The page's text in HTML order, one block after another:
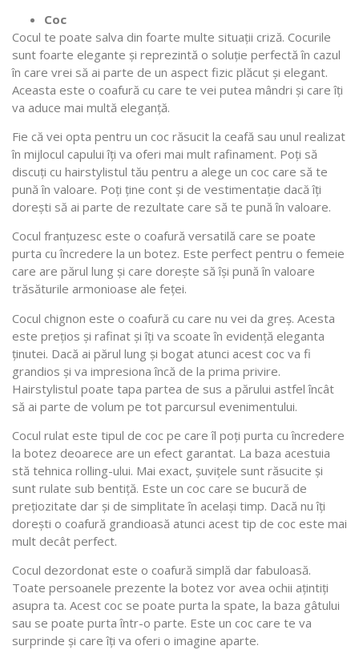
Coc
Cocul te poate salva din foarte multe situații criză. Cocurile
sunt foarte elegante și reprezintă o soluție perfectă în cazul
în care vrei să ai parte de un aspect fizic plăcut și elegant.
Aceasta este o coafură cu care te vei putea mândri și care îți
va aduce mai multă eleganță.
Fie că vei opta pentru un coc răsucit la ceafă sau unul realizat
în mijlocul capului îți va oferi mai mult rafinament. Poți să
discuți cu hairstylistul tău pentru a alege un coc care să te
pună în valoare. Poți ține cont și de vestimentație dacă îți
dorești să ai parte de rezultate care să te pună în valoare.
Cocul franțuzesc este o coafură versatilă care se poate
purta cu încredere la un botez. Este perfect pentru o femeie
care are părul lung și care dorește să își pună în valoare
trăsăturile armonioase ale feței.
Cocul chignon este o coafură cu care nu vei da greș. Acesta
este prețios și rafinat și îți va scoate în evidență eleganta
ținutei. Dacă ai părul lung și bogat atunci acest coc va fi
grandios și va impresiona încă de la prima privire.
Hairstylistul poate tapa partea de sus a părului astfel încât
să ai parte de volum pe tot parcursul evenimentului.
Cocul rulat este tipul de coc pe care îl poți purta cu încredere
la botez deoarece are un efect garantat. La baza acestuia
stă tehnica rolling-ului. Mai exact, șuvițele sunt răsucite și
sunt rulate sub bentiță. Este un coc care se bucură de
prețiozitate dar și de simplitate în același timp. Dacă nu îți
dorești o coafură grandioasă atunci acest tip de coc este mai
mult decât perfect.
Cocul dezordonat este o coafură simplă dar fabuloasă.
Toate persoanele prezente la botez vor avea ochii ațintiți
asupra ta. Acest coc se poate purta la spate, la baza gâtului
sau se poate purta într-o parte. Este un coc care te va
surprinde și care îți va oferi o imagine aparte.